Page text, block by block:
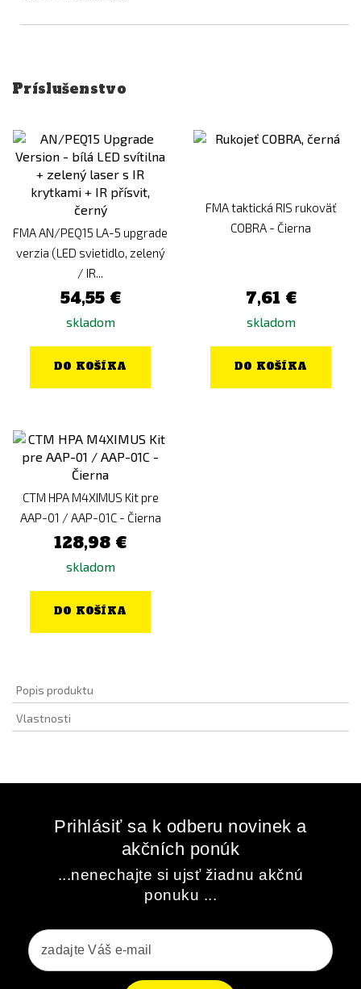
Príslušenstvo
FMA AN/PEQ15 LA-5 upgrade
verzia (LED svietidlo, zelený
/ IR...
54,55 €
skladom
DO KOŠÍKA
FMA taktická RIS rukoväť
COBRA - Čierna
7,61 €
skladom
DO KOŠÍKA
CTM HPA M4XIMUS Kit pre
AAP-01 / AAP-01C - Čierna
128,98 €
skladom
DO KOŠÍKA
Popis produktu
Vlastnosti
Prihlásiť sa k odberu novinek a
akčních ponúk
...nenechajte si ujsť žiadnu akčnú
ponuku ...